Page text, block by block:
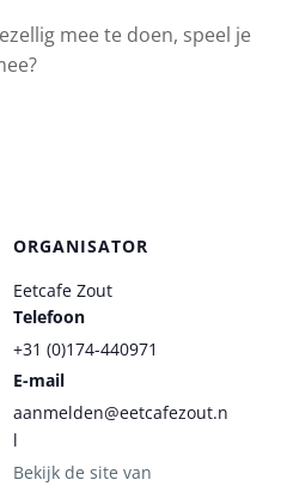
mee te doen, speel je
ORGANISATOR
Eetcafe Zout
Telefoon
+31 (0)174-440971
E-mail
aanmelden@eetcafezout.n
l
Bekijk de site van